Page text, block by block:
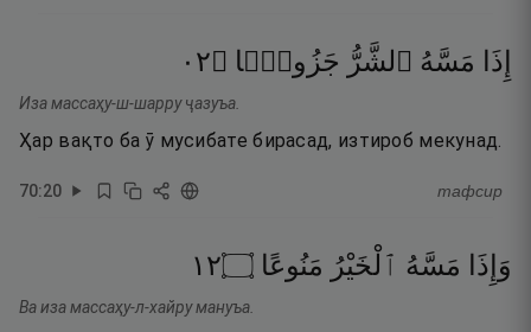
إِذَا مَسَّهُ ٱلشَّرُّ جَزُوعًۭا ۝٢٠
Иза массаҳу-ш-шарру ҷазуъа.
Ҳар вақто ба ӯ мусибате бирасад, изтироб мекунад.
70:20 тафсир
وَإِذَا مَسَّهُ ٱلْخَيْرُ مَنُوعًا ۝٢١
Ва иза массаҳу-л-хайру мануъа.